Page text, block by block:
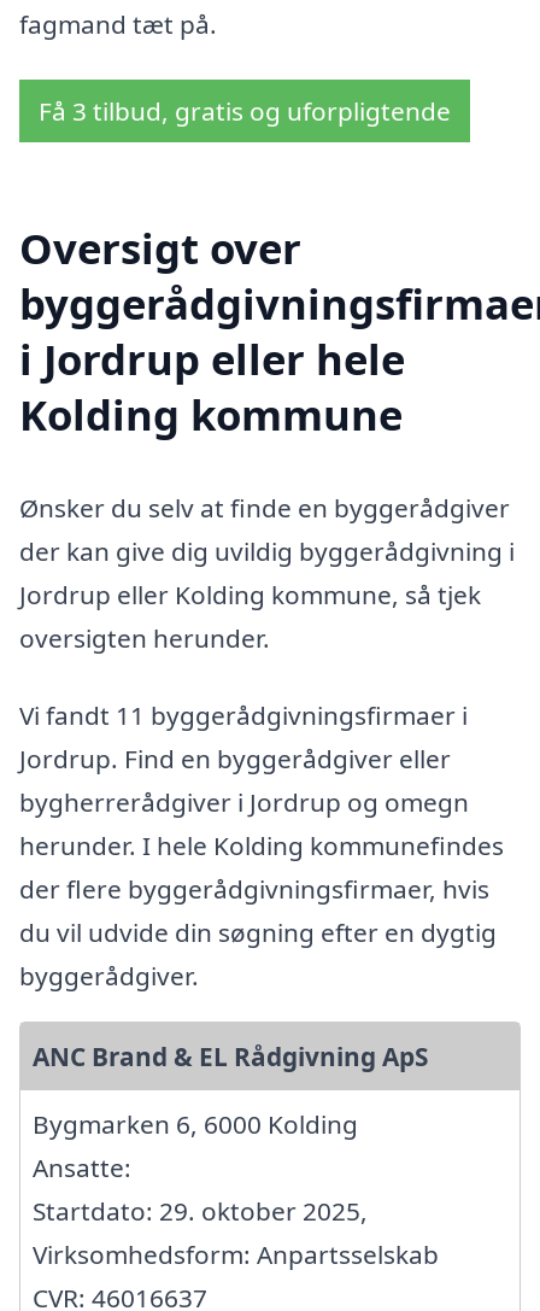
fagmand tæt på.
Få 3 tilbud, gratis og uforpligtende
Oversigt over
i Jordrup eller hele
Kolding kommune
Ønsker du selv at finde en byggerådgiver
der kan give dig uvildig byggerådgivning i
Jordrup eller Kolding kommune, så tjek
oversigten herunder.
Vi fandt 11 byggerådgivningsfirmaer i
Jordrup. Find en byggerådgiver eller
bygherrerådgiver i Jordrup og omegn
herunder. I hele Kolding kommunefindes
der flere byggerådgivningsfirmaer, hvis
du vil udvide din søgning efter en dygtig
byggerådgiver.
ANC Brand & EL Rådgivning ApS
Bygmarken 6, 6000 Kolding
Ansatte:
Startdato: 29. oktober 2025,
Virksomhedsform: Anpartsselskab
CVR: 46016637